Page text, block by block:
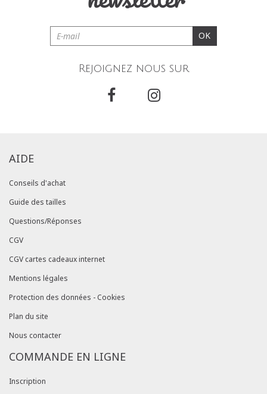
OK
Rejoignez nous sur
AIDE
Conseils d'achat
Guide des tailles
Questions/Réponses
CGV
CGV cartes cadeaux internet
Mentions légales
Protection des données - Cookies
Plan du site
Nous contacter
COMMANDE EN LIGNE
Inscription